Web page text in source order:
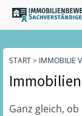
START> IMMOBILIE
Ganz gleich, ob